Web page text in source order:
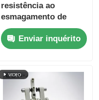
resistência ao
esmagamento de
tubo de papel de fácil
utilização UP-6034
com interface
de retorno
automático
Enviar inquérito